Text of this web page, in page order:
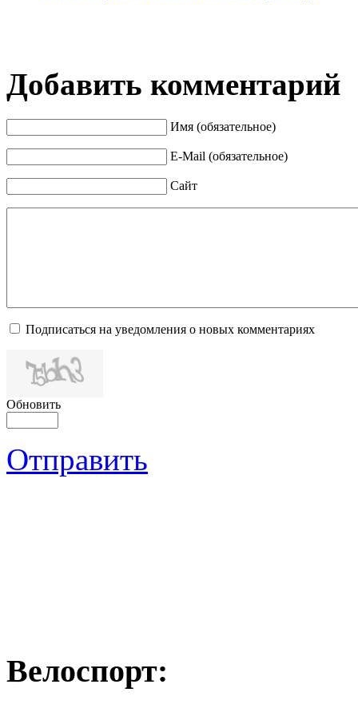
Добавить комментарий
Имя (обязательное)
E-Mail (обязательное)
Сайт
Подписаться на уведомления о новых комментариях
Обновить
Отправить
Велоспорт: